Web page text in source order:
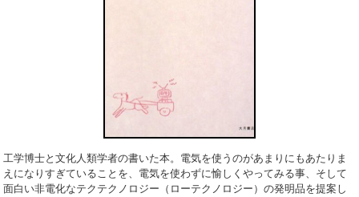
工学博士と文化人類学者の書いた本。電気を使うのがあまりにもあたりま
えになりすぎていることを、電気を使わずに愉しくやってみる事、そして
面白い非電化なテクテクノロジー（ローテクノロジー）の発明品を提案し